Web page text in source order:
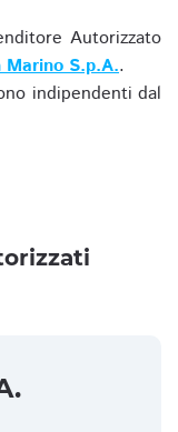
Autorizzato
Marino S.p.A..
indipendenti dal